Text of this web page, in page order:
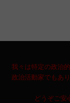
我々は特定の政治
政治活動家でもあ
どうぞご安